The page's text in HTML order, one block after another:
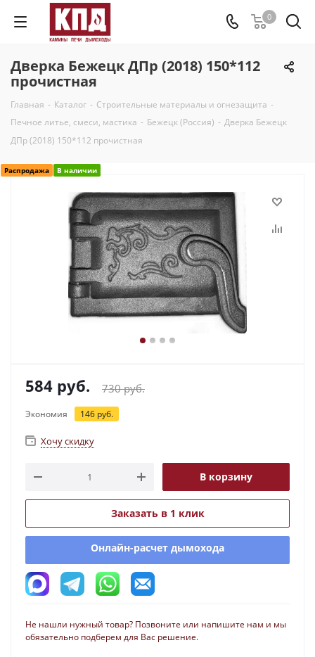
0
Дверка Бежецк ДПр (2018) 150*112
прочистная
Главная - Каталог - Строительные материалы и огнезащита -
Печное литье, смеси, мастика - Бежецк (Россия) - Дверка Бежецк
ДПр (2018) 150*112 прочистная
Распродажа В наличии
584 руб. 730руб.
Экономия 146 руб.
Хочу скидку
В корзину
Заказать в 1 клик
Онлайн-расчет дымохода
Не нашли нужный товар? Позвоните или напишите нам и мы
обязательно подберем для Вас решение.